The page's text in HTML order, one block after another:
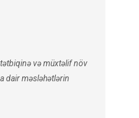
və müxtəlif növ
dair məsləhətlərin